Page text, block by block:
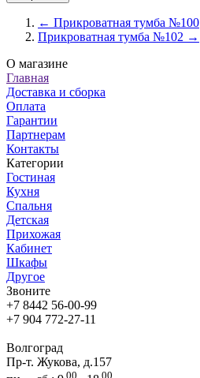
← Прикроватная тумба №100
Прикроватная тумба №102 →
О магазине
Главная
Доставка и сборка
Оплата
Гарантии
Партнерам
Контакты
Категории
Гостиная
Кухня
Спальня
Детская
Прихожая
Кабинет
Шкафы
Другое
Звоните
+7 8442 56-00-99
+7 904 772-27-11
Волгоград
Пр-т. Жукова, д.157
00 00